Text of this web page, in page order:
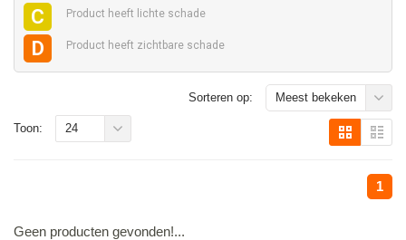
C Product heeft lichte schade
D Product heeft zichtbare schade
Sorteren op: Meest bekeken
1
Toon: 24
Geen producten gevonden!...